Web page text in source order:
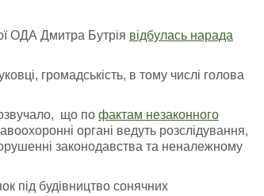
ОДА Дмитра Бутрія відбулась нарада
громадськість, в тому числі голова
що по фактам незаконного
органі ведуть розслідування,
законодавства та неналежному
під будівництво сонячних